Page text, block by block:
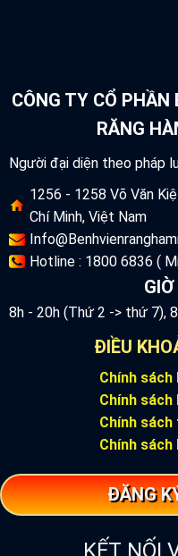
CÔNG TY CỔ PHẦN
RĂNG
Người đại diện theo pháp
1256 - 1258 Võ Văn
Chí Minh, Việt Nam
Hotline : 1800 6836 (
8h - 20h (Thứ 2 -> thứ 7),
ĐIỀU
Chính sách
Chính sách
Chính
Chính sách
ĐĂNG
KẾT NỐI